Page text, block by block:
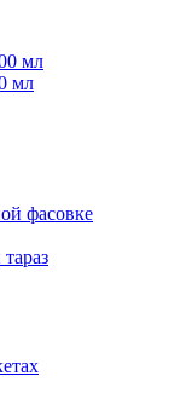
мл
мл
фасовке